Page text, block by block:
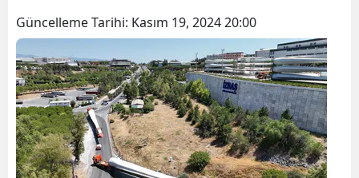
Bingöl
Bitlis
Bolu
Burdur
Bursa
Güncelleme Tarihi: Kasım 19, 2024 20:00